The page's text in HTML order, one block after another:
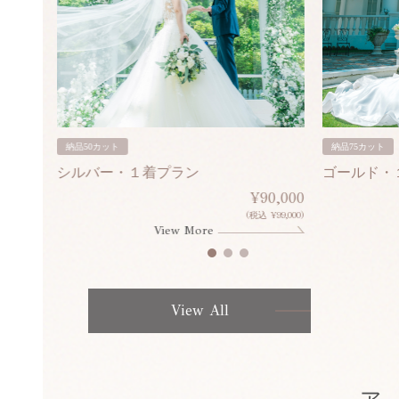
納品50カット
シルバー・１着プラン
¥90,000
(税込 ¥99,000)
View More
納品75カット
ゴールド・
View All